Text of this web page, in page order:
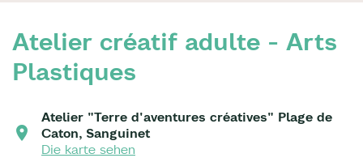
Atelier créatif adulte - Arts
Plastiques
Atelier "Terre d'aventures créatives" Plage de
Caton, Sanguinet
Die karte sehen